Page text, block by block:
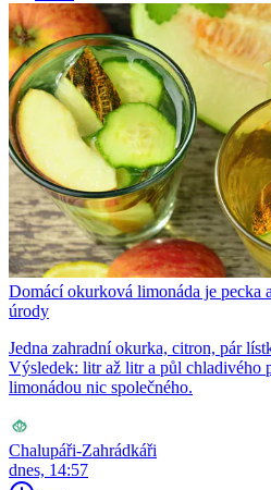
Domácí okurková limonáda je pecka
úrody
Jedna zahradní okurka, citron, pár
Výsledek: litr až litr a půl chladivého
limonádou nic společného.
Chalupáři-Zahrádkáři
dnes, 14:57